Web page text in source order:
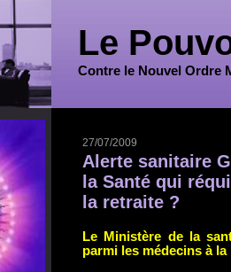
Le
Contre le Nouvel Ordre
27/07/2009
Alerte sanitaire
la Santé qui
la retraite ?
Le Ministère de la
parmi les médecins à